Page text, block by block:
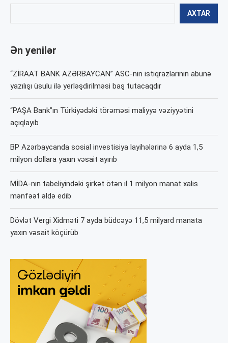
AXTAR
Ən yenilər
“ZİRAAT BANK AZƏRBAYCAN” ASC-nin istiqrazlarının abunə
yazılışı üsulu ilə yerləşdirilməsi baş tutacaqdır
“PAŞA Bank”ın Türkiyədəki törəməsi maliyyə vəziyyətini
açıqlayıb
BP Azərbaycanda sosial investisiya layihələrinə 6 ayda 1,5
milyon dollara yaxın vəsait ayırıb
MİDA-nın tabeliyindəki şirkət ötən il 1 milyon manat xalis
mənfəət əldə edib
Dövlət Vergi Xidməti 7 ayda büdcəyə 11,5 milyard manata
yaxın vəsait köçürüb